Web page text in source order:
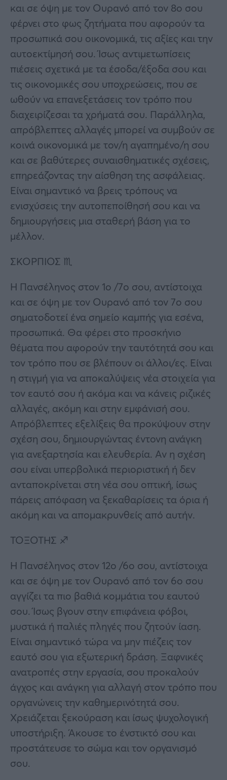
και σε όψη με τον Ουρανό από τον 8ο σου
φέρνει στο φως ζητήματα που αφορούν τα
προσωπικά σου οικονομικά, τις αξίες και την
αυτοεκτίμησή σου. Ίσως αντιμετωπίσεις
πιέσεις σχετικά με τα έσοδα/έξοδα σου και
τις οικονομικές σου υποχρεώσεις, που σε
ωθούν να επανεξετάσεις τον τρόπο που
διαχειρίζεσαι τα χρήματά σου. Παράλληλα,
απρόβλεπτες αλλαγές μπορεί να συμβούν σε
κοινά οικονομικά με τον/η αγαπημένο/η σου
και σε βαθύτερες συναισθηματικές σχέσεις,
επηρεάζοντας την αίσθηση της ασφάλειας.
Είναι σημαντικό να βρεις τρόπους να
ενισχύσεις την αυτοπεποίθησή σου και να
δημιουργήσεις μια σταθερή βάση για το
μέλλον.
ΣΚΟΡΠΙΟΣ ♏
Η Πανσέληνος στον 1ο /7ο σου, αντίστοιχα
και σε όψη με τον Ουρανό από τον 7ο σου
σηματοδοτεί ένα σημείο καμπής για εσένα,
προσωπικά. Θα φέρει στο προσκήνιο
θέματα που αφορούν την ταυτότητά σου και
τον τρόπο που σε βλέπουν οι άλλοι/ες. Είναι
η στιγμή για να αποκαλύψεις νέα στοιχεία για
τον εαυτό σου ή ακόμα και να κάνεις ριζικές
αλλαγές, ακόμη και στην εμφάνισή σου.
Απρόβλεπτες εξελίξεις θα προκύψουν στην
σχέση σου, δημιουργώντας έντονη ανάγκη
για ανεξαρτησία και ελευθερία. Αν η σχέση
σου είναι υπερβολικά περιοριστική ή δεν
ανταποκρίνεται στη νέα σου οπτική, ίσως
πάρεις απόφαση να ξεκαθαρίσεις τα όρια ή
ακόμη και να απομακρυνθείς από αυτήν.
ΤΟΞΟΤΗΣ ♐
Η Πανσέληνος στον 12ο /6ο σου, αντίστοιχα
και σε όψη με τον Ουρανό από τον 6ο σου
αγγίζει τα πιο βαθιά κομμάτια του εαυτού
σου. Ίσως βγουν στην επιφάνεια φόβοι,
μυστικά ή παλιές πληγές που ζητούν ίαση.
Είναι σημαντικό τώρα να μην πιέζεις τον
εαυτό σου για εξωτερική δράση. Ξαφνικές
ανατροπές στην εργασία, σου προκαλούν
άγχος και ανάγκη για αλλαγή στον τρόπο που
οργανώνεις την καθημερινότητά σου.
Χρειάζεται ξεκούραση και ίσως ψυχολογική
υποστήριξη. Άκουσε το ένστικτό σου και
προστάτευσε το σώμα και τον οργανισμό
σου.